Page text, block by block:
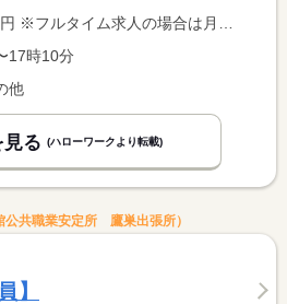
月額（換算額）、パート求人の場合は時間額を表示しています。
17時10分
他
る (ハローワークより転載)
公共職業安定所 鷹巣出張所）
】